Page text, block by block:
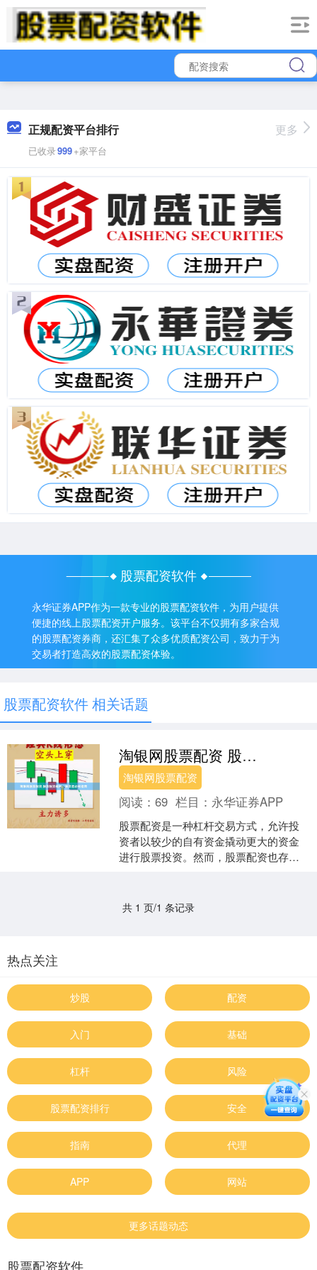
正规配资平台排行
已收录999+家平台
更多
股票配资软件
永华证券APP作为一款专业的股票配资软件，为用户提供
便捷的线上股票配资开户服务。该平台不仅拥有多家合规
的股票配资券商，还汇集了众多优质配资公司，致力于为
交易者打造高效的股票配资体验。
股票配资软件 相关话题
淘银网股票配资 股票配资规则：投资者必知指南
淘银网股票配资
阅读：69 栏目： 永华证券APP
股票配资是一种杠杆交易方式，允许投
资者以较少的自有资金撬动更大的资金
进行股票投资。然而，股票配资也存在
共 1 页/1 条记录
热点关注
炒股 配资
入门 基础
杠杆 风险
股票配资排行 安全
指南 代理
APP 网站
更多话题动态
股票配资软件